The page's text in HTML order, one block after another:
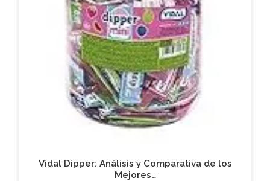
Vidal Dipper: Análisis y Comparativa de los
Mejores…